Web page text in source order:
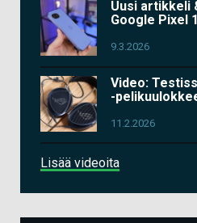
Uusi artikkeli
Google Pixel
9.3.2026
Video:
-
11.2.2026
Lisää videoita